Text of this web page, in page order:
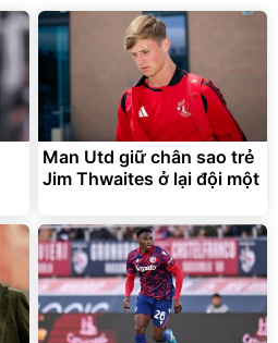
399.000 đ
Đã bán nhiều
Xe đạp điện trợ lực G-
Force C14 gấp gọn bỏ cốp
Man Utd giữ chân sao trẻ
Jim Thwaites ở lại đội một